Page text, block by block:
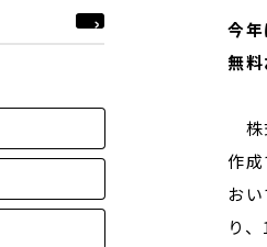
今
無
株
作
お
り